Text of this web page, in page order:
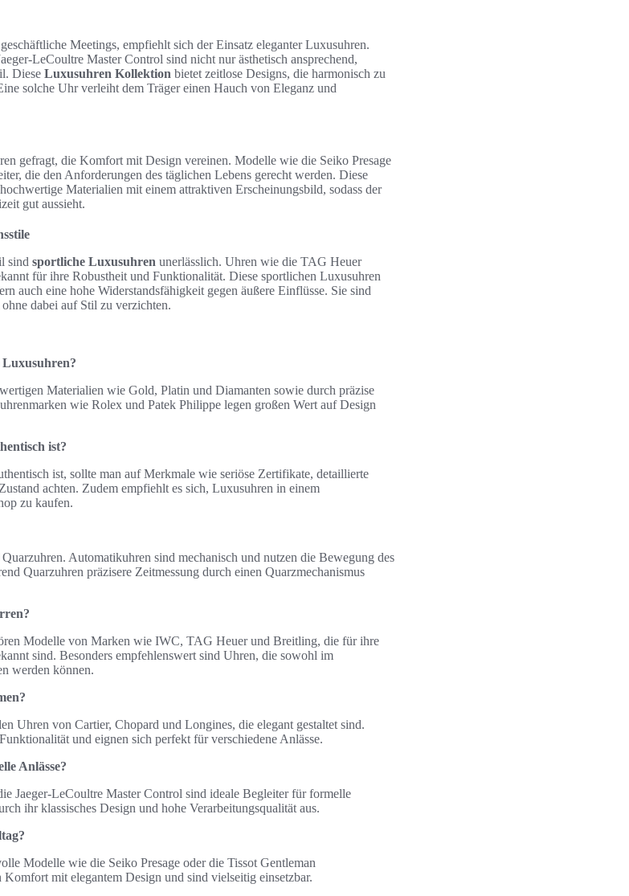
Meetings, empfiehlt sich der Einsatz eleganter Luxusuhren.
LeCoultre Master Control sind nicht nur ästhetisch ansprechend,
Diese Luxusuhren Kollektion bietet zeitlose Designs, die harmonisch zu
solche Uhr verleiht dem Träger einen Hauch von Eleganz und
gefragt, die Komfort mit Design vereinen. Modelle wie die Seiko Presage
die den Anforderungen des täglichen Lebens gerecht werden. Diese
Materialien mit einem attraktiven Erscheinungsbild, sodass der
gut aussieht.
sind sportliche Luxusuhren unerlässlich. Uhren wie die TAG Heuer
für ihre Robustheit und Funktionalität. Diese sportlichen Luxusuhren
auch eine hohe Widerstandsfähigkeit gegen äußere Einflüsse. Sie sind
dabei auf Stil zu verzichten.
Luxusuhren?
Materialien wie Gold, Platin und Diamanten sowie durch präzise
wie Rolex und Patek Philippe legen großen Wert auf Design
ist?
ist, sollte man auf Merkmale wie seriöse Zertifikate, detaillierte
achten. Zudem empfiehlt es sich, Luxusuhren in einem
zu kaufen.
Automatikuhren sind mechanisch und nutzen die Bewegung des
Quarzuhren präzisere Zeitmessung durch einen Quarzmechanismus
Modelle von Marken wie IWC, TAG Heuer und Breitling, die für ihre
sind. Besonders empfehlenswert sind Uhren, die sowohl im
werden können.
Uhren von Cartier, Chopard und Longines, die elegant gestaltet sind.
und eignen sich perfekt für verschiedene Anlässe.
Anlässe?
Jaeger-LeCoultre Master Control sind ideale Begleiter für formelle
ihr klassisches Design und hohe Verarbeitungsqualität aus.
Modelle wie die Seiko Presage oder die Tissot Gentleman
mit elegantem Design und sind vielseitig einsetzbar.